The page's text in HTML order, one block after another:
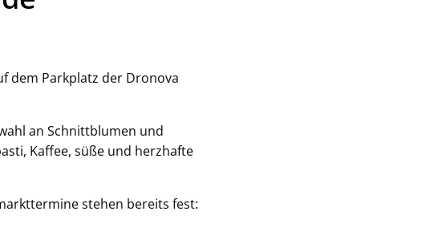
dem Parkplatz der Dronova
an Schnittblumen und
Kaffee, süße und herzhafte
stehen bereits fest: